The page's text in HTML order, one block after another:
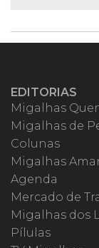
EDITORIAS
Migalhas
Migalhas de
Colunas
Migalhas
Agenda
Mercado de
Migalhas dos
Pílulas